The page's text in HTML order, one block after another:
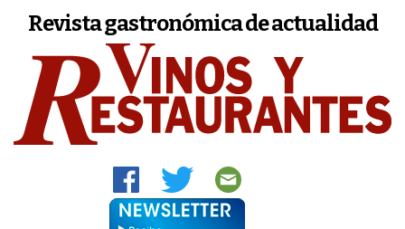
Revista gastronómica de actualidad